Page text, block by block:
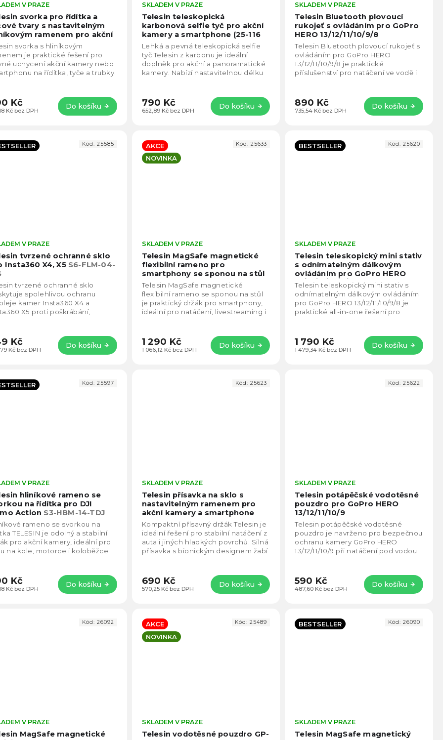
svorka pro řídítka a
tvary s nastavitelným
ramenem pro akční
a smartphone
Průměrné
hodnocení
produktu
hvězdiček.
V PRAZE
Kč bez DPH
Kč Do košíku
svorka s hliníkovým
je praktické řešení pro
uchycení akční kamery nebo
na řídítka, tyče a trubky.
Telesin teleskopická
karbonová selfie tyč pro akční
kamery a smartphone (25-116
cm)
Průměrné
hodnocení
produktu
hvězdiček.
SKLADEM V PRAZE
652,89 Kč bez DPH
790 Kč Do košíku
Lehká a pevná teleskopická selfie
tyč Telesin z karbonu je ideální
doplněk pro akční a panoramatické
kamery. Nabízí nastavitelnou délku
Telesin Bluetooth plovoucí
rukojeť s ovládáním pro GoPro
HERO 13/12/11/10/9/8
SKLADEM V PRAZE
735,54 Kč bez DPH
890 Kč Do košíku
Telesin Bluetooth plovoucí rukojeť s
ovládáním pro GoPro HERO
13/12/11/10/9/8 je praktické
příslušenství pro natáčení ve vodě i
tvrzené ochranné sklo
Insta360 X4, X5 S6-FLM-04-
Průměrné
hodnocení
produktu
hvězdiček.
V PRAZE
Kč bez DPH
Kč Do košíku
tvrzené ochranné sklo
spolehlivou ochranu
kamer Insta360 X4 a
X5 proti poškrábání,
Kód: 25585
AKCE
NOVINKA
Telesin MagSafe magnetické
flexibilní rameno pro
smartphony se sponou na stůl
pro záběry ze shora
Průměrné
hodnocení
produktu
hvězdiček.
SKLADEM V PRAZE
1 066,12 Kč bez DPH
1 290 Kč Do košíku
Telesin MagSafe magnetické
flexibilní rameno se sponou na stůl
je praktický držák pro smartphony,
ideální pro natáčení, livestreaming i
Kód:25633 BESTSELLER
Telesin teleskopický mini stativ
s odnímatelným dálkovým
ovládáním pro GoPro HERO
13/12/11/10/9/8
SKLADEM V PRAZE
1 479,34 Kč bez DPH
1 790 Kč Do košíku
Telesin teleskopický mini stativ s
odnímatelným dálkovým ovládáním
pro GoPro HERO 13/12/11/10/9/8 je
praktické all-in-one řešení pro
Kód: 25620
hliníkové rameno se
na řídítka pro DJI
Action S3-HBM-14-TDJ
Průměrné
hodnocení
produktu
hvězdiček.
V PRAZE
Kč bez DPH
Kč Do košíku
rameno se svorkou na
TELESIN je odolný a stabilní
pro akční kamery, ideální pro
na kole, motorce i koloběžce.
Kód: 25597
Telesin přísavka na sklo s
nastavitelným ramenem pro
akční kamery a smartphone
TE-SUC-012
Průměrné
hodnocení
produktu
hvězdiček.
SKLADEM V PRAZE
570,25 Kč bez DPH
690 Kč Do košíku
Kompaktní přísavný držák Telesin je
ideální řešení pro stabilní natáčení z
auta i jiných hladkých povrchů. Silná
přísavka s bionickým designem žabí
Kód:25623
Telesin potápěčské vodotěsné
pouzdro pro GoPro HERO
13/12/11/10/9
SKLADEM V PRAZE
487,60 Kč bez DPH
590 Kč Do košíku
Telesin potápěčské vodotěsné
pouzdro je navrženo pro bezpečnou
ochranu kamery GoPro HERO
13/12/11/10/9 při natáčení pod vodou
Kód: 25622
MagSafe magnetické
Průměrné
hodnocení
V PRAZE
Kód: 26092
AKCE
NOVINKA
Telesin vodotěsné pouzdro GP-
Průměrné
hodnocení
SKLADEM V PRAZE
Kód:25489 BESTSELLER
Telesin MagSafe magnetický
SKLADEM V PRAZE
Kód: 26090